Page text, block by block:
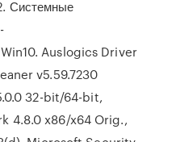
Системные
Auslogics Driver
v5.59.7230
32-bit/64-bit,
4.8.0 x86/x64 Orig.,